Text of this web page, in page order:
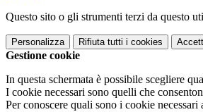
Questo sito o gli strumenti terzi da questo
Personalizza Rifiuta tutti i cookies
Gestione cookie
In questa schermata è possibile scegliere
I cookie necessari sono quelli che
Per conoscere quali sono i cookie